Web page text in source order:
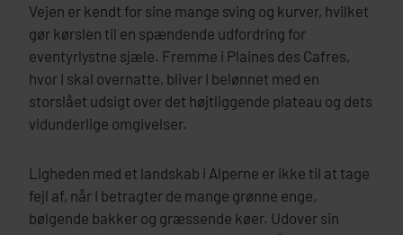
Vejen er kendt for sine mange sving og kurver, hvilket
gør kørslen til en spændende udfordring for
eventyrlystne sjæle. Fremme i Plaines des Cafres,
hvor I skal overnatte, bliver I belønnet med en
storslået udsigt over det højtliggende plateau og dets
vidunderlige omgivelser.
Ligheden med et landskab i Alperne er ikke til at tage
fejl af, når I betragter de mange grønne enge,
bølgende bakker og græssende køer. Udover sin